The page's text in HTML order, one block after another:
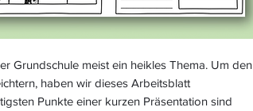
Grundschule meist ein heikles Thema. Um den
haben wir dieses Arbeitsblatt
Punkte einer kurzen Präsentation sind